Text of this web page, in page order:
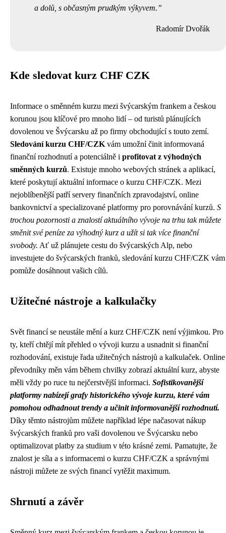
a dolů, s občasným prudkým výkyvem.
Radomír Dvořák
Kde sledovat kurz CHF CZK
Informace o směnném kurzu mezi švýcarským frankem a českou
korunou jsou klíčové pro mnoho lidí – od turistů plánujících
dovolenou ve Švýcarsku až po firmy obchodující s touto zemí.
Sledování kurzu CHF/CZK vám umožní činit informovaná
finanční rozhodnutí a potenciálně i profitovat z výhodných
směnných kurzů. Existuje mnoho webových stránek a aplikací,
které poskytují aktuální informace o kurzu CHF/CZK. Mezi
nejoblíbenější patří servery finančních zpravodajství, online
bankovnictví a specializované platformy pro porovnávání kurzů. S
trochou pozornosti a znalostí aktuálního vývoje na trhu tak můžete
směnit své peníze za výhodný kurz a užít si tak více finanční
svobody. Ať už plánujete cestu do švýcarských Alp, nebo
investujete do švýcarských franků, sledování kurzu CHF/CZK vám
pomůže dosáhnout vašich cílů.
Užitečné nástroje a kalkulačky
Svět financí se neustále mění a kurz CHF/CZK není výjimkou. Pro
ty, kteří chtějí mít přehled o vývoji kurzu a usnadnit si finanční
rozhodování, existuje řada užitečných nástrojů a kalkulaček. Online
převodníky měn vám během chvilky zobrazí aktuální kurz, abyste
měli vždy po ruce tu nejčerstvější informaci. Sofistikovanější
platformy nabízejí grafy historického vývoje kurzu, které vám
pomohou odhadnout trendy a učinit informovanější rozhodnutí.
Díky těmto nástrojům můžete například lépe načasovat nákup
švýcarských franků pro vaši dovolenou ve Švýcarsku nebo
optimalizovat platby za studium v této krásné zemi. Pamatujte, že
znalost je síla a s informacemi o kurzu CHF/CZK a správnými
nástroji můžete ze svých financí vytěžit maximum.
Shrnutí a závěr